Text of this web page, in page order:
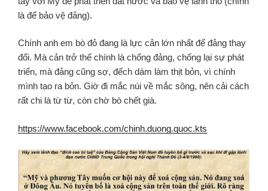
là để bảo vệ đảng).
Chính anh em bò đỏ đang là lực cản lớn nhất để đảng thay
đổi. Mà cản trở thế chính là chống đảng, chống lại sự phát
triển, mà đảng cũng sợ, đếch dám làm thịt bỏn, vì chính
mình tạo ra bỏn. Giờ đi mắc núi về mắc sông, nên cải cách
rất chi là từ từ, còn chờ bò chết già.
https://www.facebook.com/chinh.duong.quoc.kts